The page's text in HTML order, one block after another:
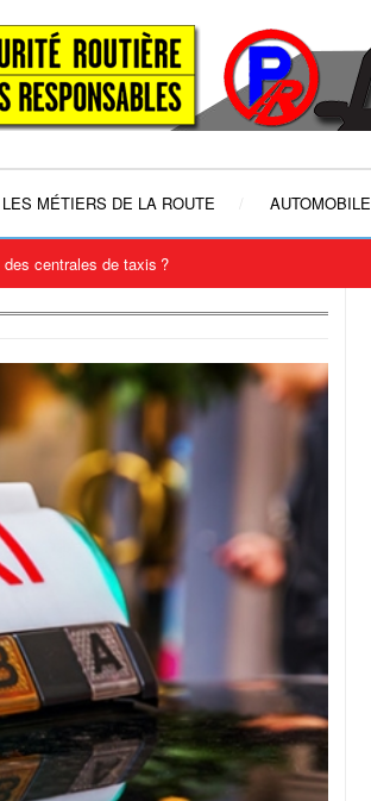
LES MÉTIERS DE LA ROUTE AUTOMOBILE
centrales de taxis ?